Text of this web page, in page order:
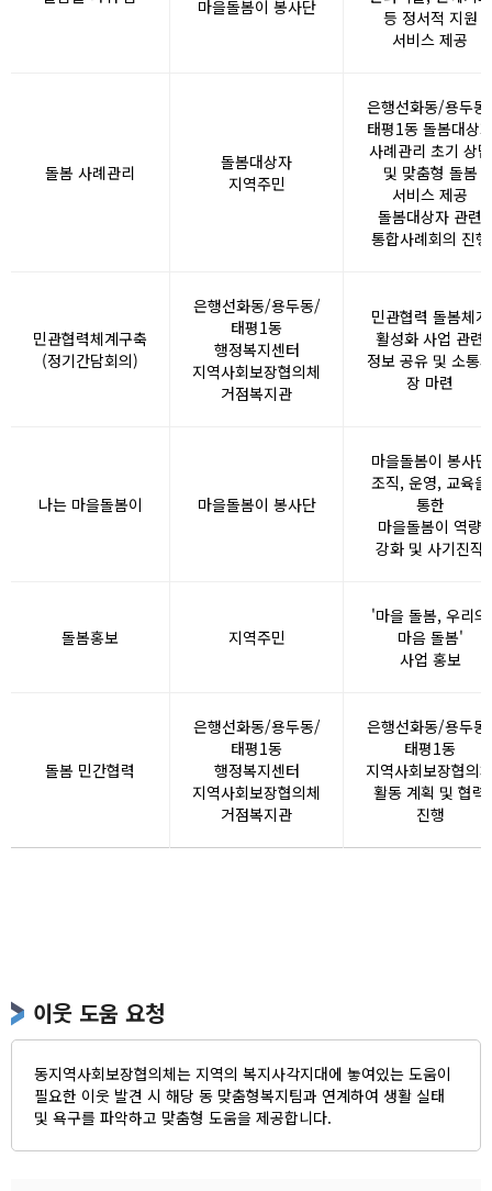
마을돌봄이 봉사단
등 정서적 지원
서비스 제공
돌봄 사례관리
돌봄대상자
지역주민
은행선화동/용두
태평1동 돌봄대상
사례관리 초기 상담
및 맞춤형 돌봄
서비스 제공
돌봄대상자 관련
통합사례회의 진행
민관협력체계구축
(정기간담회의)
은행선화동/용두동/
태평1동
행정복지센터
지역사회보장협의체
거점복지관
민관협력 돌봄체계
활성화 사업 관련
정보 공유 및 소통
장 마련
나는 마을돌봄이 마을돌봄이 봉사단
마을돌봄이 봉사단
조직, 운영, 교육을
통한
마을돌봄이 역량
강화 및 사기진작
돌봄홍보 지역주민
'마을 돌봄, 우리의
마음 돌봄'
사업 홍보
돌봄 민간협력
은행선화동/용두동/
태평1동
행정복지센터
지역사회보장협의체
거점복지관
은행선화동/용두
태평1동
지역사회보장협의
활동 계획 및 협력
진행
이웃 도움 요청
동지역사회보장협의체는 지역의 복지사각지대에 놓여있는 도움이
필요한 이웃 발견 시 해당 동 맞춤형복지팀과 연계하여 생활 실태
및 욕구를 파악하고 맞춤형 도움을 제공합니다.